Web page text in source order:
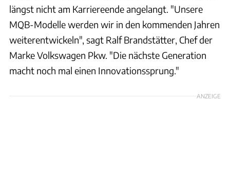
längst nicht am Karriereende angelangt. "Unsere
MQB-Modelle werden wir in den kommenden Jahren
weiterentwickeln", sagt Ralf Brandstätter, Chef der
Marke Volkswagen Pkw. "Die nächste Generation
macht noch mal einen Innovationssprung."
ANZEIGE